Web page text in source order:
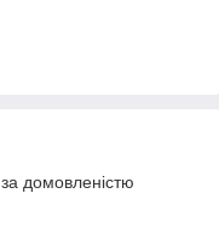
домовленістю